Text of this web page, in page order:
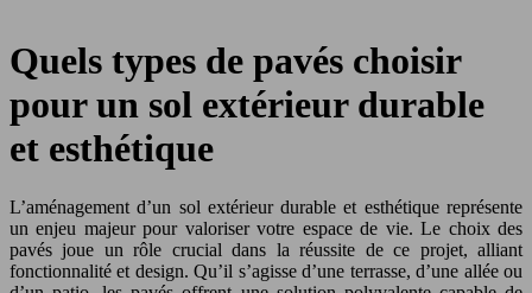
Quels types de pavés choisir
pour un sol extérieur durable
et esthétique
L’aménagement d’un sol extérieur durable et esthétique représente
un enjeu majeur pour valoriser votre espace de vie. Le choix des
pavés joue un rôle crucial dans la réussite de ce projet, alliant
fonctionnalité et design. Qu’il s’agisse d’une terrasse, d’une allée ou